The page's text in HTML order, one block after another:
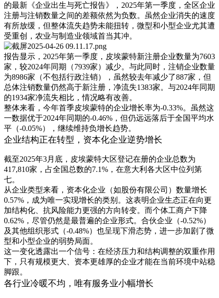
的最新《企业出生与死亡报告》，2025年第一季度，全区企业
注册与注销数量之间的差额依然为负数。虽然企业消失的速度
有所放缓，但整体流失趋势未能扭转，微型和小型企业尤其遭
受重创，农业与制造业领域首当其冲。
报告显示，2025年第一季度，皮埃蒙特新注册企业数量为7603
家，较2024年同期（7939家）减少。与此同时，注销企业数量
为8986家（不包括行政注销），虽然较去年减少了887家，但
总体注销数量仍然高于新注册，净流失1383家。与2024年同期
的1934家净流失相比，情况略有改善。
整体来看，今年首季皮埃蒙特的企业增长率为-0.33%。虽然这
一数据优于2024年同期的-0.46%，但仍远远落后于全国平均水
平（-0.05%），继续维持负增长趋势。
企业结构正在转型，资本化企业逆势增长
截至2025年3月底，皮埃蒙特大区登记在册的企业总数为
417,810家，占全国总数的7.1%，在意大利各大区中位列第
七。
从企业类型来看，资本化企业（如股份有限公司）数量增长
0.57%，成为唯一实现增长的类别。这表明企业生态正在向更
加结构化、抗风险能力更强的方向转变。而个体工商户下降
0.62%，尽管仍然是最普遍的企业形式。合伙企业（-0.52%）
及其他组织形式（-0.48%）也呈现下滑态势，进一步加剧了微
型和小型企业的弱势局面。
这一变化透露出一个信号：在经济压力和结构调整的双重作用
下，只有规模更大、资本更雄厚的企业才能在当前环境中站稳
脚跟。
各行业冷暖不均，唯有服务业小幅增长